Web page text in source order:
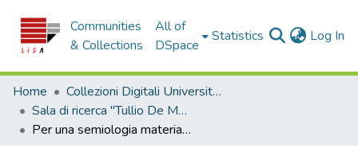
Communities
& Collections
All of
DSpace
Statistics Log In
Home
Collezioni Digitali Università della Calabria
Sala di ricerca "Tullio De Mauro"
Per una semiologia materialistico-dialettico: Tran Duc Thao critico di Saussure